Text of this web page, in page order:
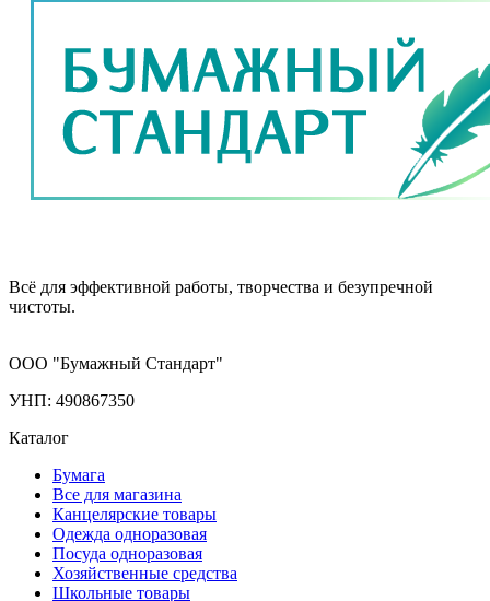
Всё для эффективной работы, творчества и безупречной
чистоты.
ООО "Бумажный Стандарт"
УНП: 490867350
Каталог
Бумага
Все для магазина
Канцелярские товары
Одежда одноразовая
Посуда одноразовая
Хозяйственные средства
Школьные товары